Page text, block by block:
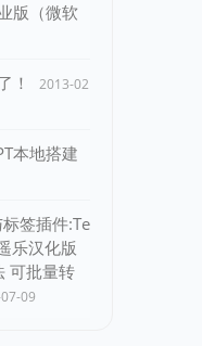
版（微软
！
2013-02
本地搭建
签插件:Te
乐汉化版
可批量转
09